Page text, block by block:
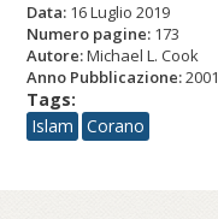
Data: 16 Luglio 2019
Numero pagine: 173
Autore:Michael L. Cook
Anno Pubblicazione:2001
Tags:
Islam
Corano